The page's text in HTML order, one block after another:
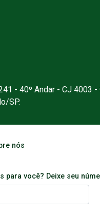
- 40º Andar - CJ 4003 -
SP.
nós
para você? Deixe seu